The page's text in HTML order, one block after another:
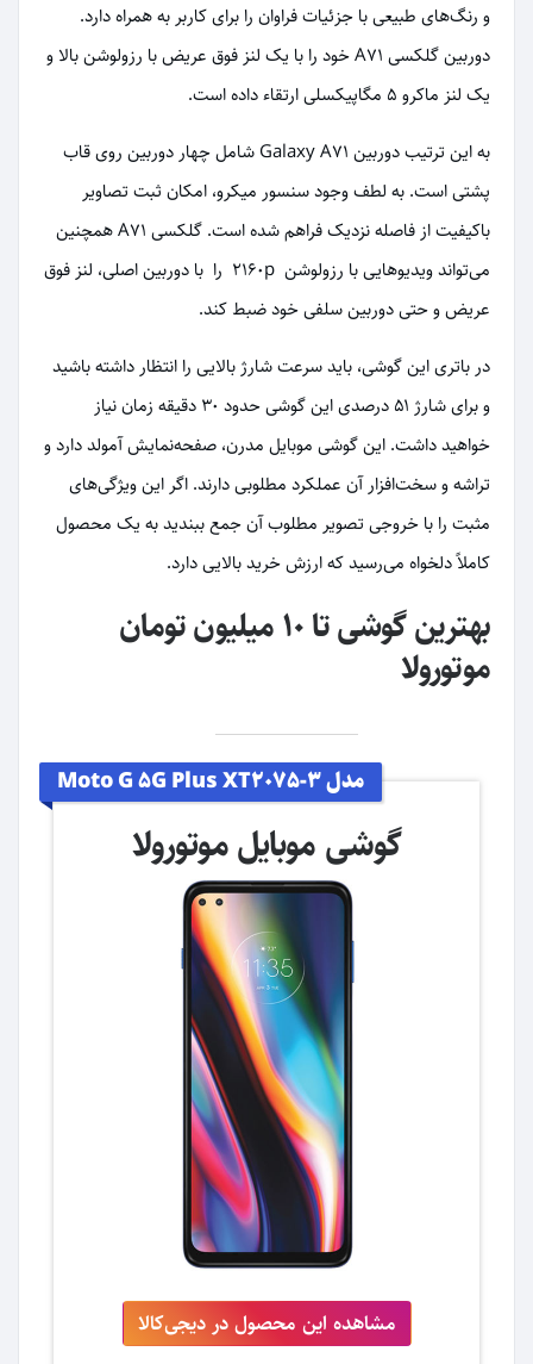
و رنگ‌های طبیعی با جزئیات فراوان را برای کاربر به همراه دارد.
دوربین گلکسی A71 خود را با یک لنز فوق عریض با رزولوشن بالا و
یک لنز ماکرو 5 مگاپیکسلی ارتقاء داده است.
به این ترتیب دوربین Galaxy A71 شامل چهار دوربین روی قاب
پشتی است. به لطف وجود سنسور میکرو، امکان ثبت تصاویر
باکیفیت از فاصله نزدیک فراهم شده است. گلکسی A71 همچنین
می‌تواند ویدیوهایی با رزولوشن 2160p را با دوربین اصلی، لنز فوق
عریض و حتی دوربین سلفی خود ضبط کند.
در باتری این گوشی، باید سرعت شارژ بالایی را انتظار داشته باشید
و برای شارژ ۵۱ درصدی این گوشی حدود ۳۰ دقیقه زمان نیاز
خواهید داشت. این گوشی موبایل مدرن، صفحه‌نمایش آمولد دارد و
تراشه و سخت‌افزار آن عملکرد مطلوبی دارند. اگر این ویژگی‌های
مثبت را با خروجی تصویر مطلوب آن جمع ببندید به یک محصول
کاملاً دلخواه می‌رسید که ارزش خرید بالایی دارد.
بهترین گوشی تا ۱۰ میلیون تومان
موتورولا
مدل Moto G 5G Plus XT2075-3
گوشی موبایل موتورولا
مشاهده این محصول در دیجی‌کالا